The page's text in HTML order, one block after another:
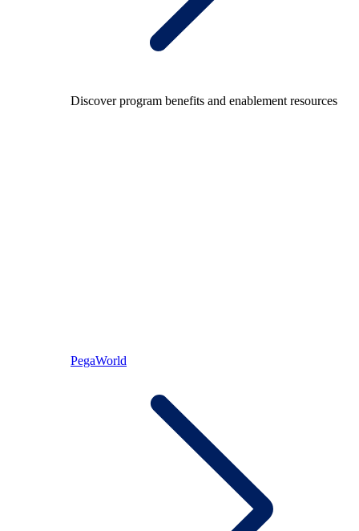
Discover program benefits and enablement resources
PegaWorld